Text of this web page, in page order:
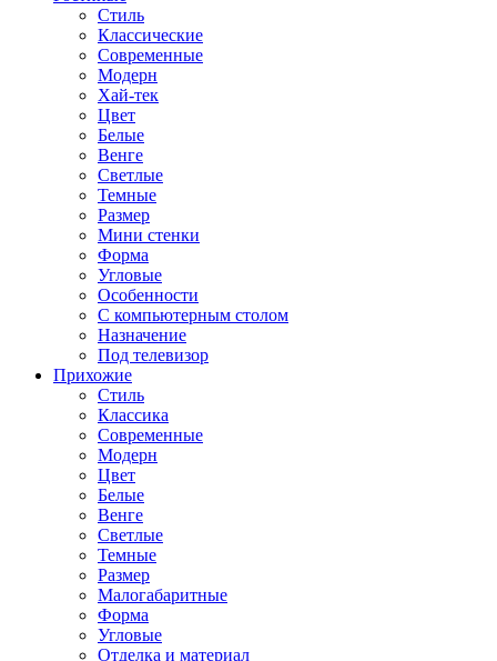
Стиль
Классические
Современные
Модерн
Хай-тек
Цвет
Белые
Венге
Светлые
Темные
Размер
Мини стенки
Форма
Угловые
Особенности
С компьютерным столом
Назначение
Под телевизор
Прихожие
Стиль
Классика
Современные
Модерн
Цвет
Белые
Венге
Светлые
Темные
Размер
Малогабаритные
Форма
Угловые
Отделка и материал